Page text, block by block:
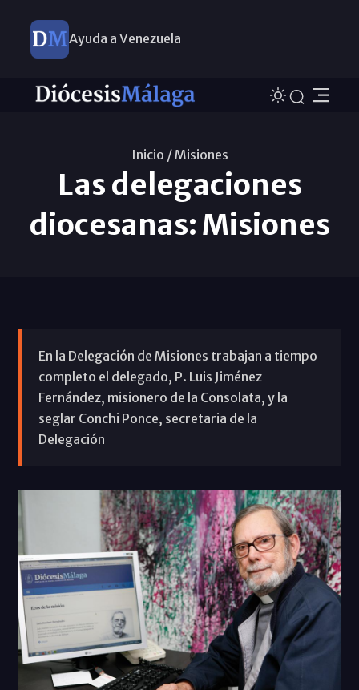
Ayuda a Venezuela
Inicio /Misiones
Las delegaciones
diocesanas: Misiones
En la Delegación de Misiones trabajan a tiempo
completo el delegado, P. Luis Jiménez
Fernández, misionero de la Consolata, y la
seglar Conchi Ponce, secretaria de la
Delegación